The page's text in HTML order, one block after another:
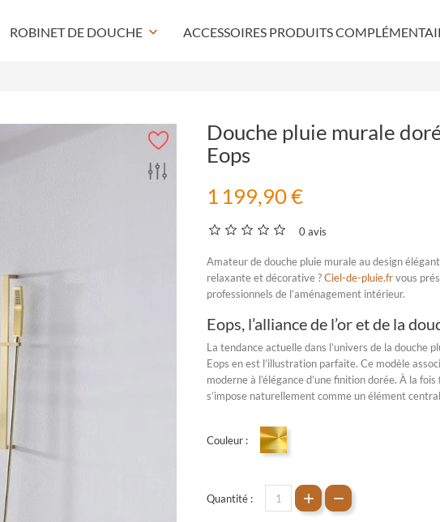
ROBINET DE DOUCHE keyboard_arrow_down ACCESSOIRES PRODUITS
Douche pluie murale
Eops
1 199,90 €
0 avis
Amateur dedouche pluie muraleau design
relaxante et décorative ?Ciel-de-pluie.frvous
professionnels de l’aménagement intérieur.
Eops, l’alliance de l’or et de la
La tendance actuelle dans l’univers de la douche
Eops en est l’illustration parfaite. Ce modèle
moderne à l’élégance d’une finition dorée. À la
s’impose naturellement comme un élément
Couleur : Doré
Quantité :